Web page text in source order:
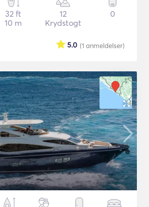
32 ft
10 m
12
Krydstogt
0
(1 anmeldelser)
5.0